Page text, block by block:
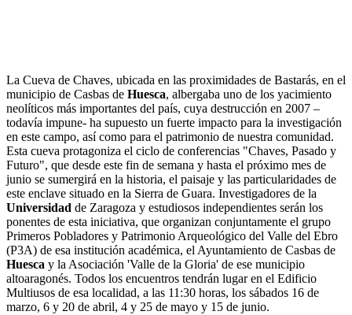
La Cueva de Chaves, ubicada en las proximidades de Bastarás, en el
municipio de Casbas de Huesca, albergaba uno de los yacimiento
neolíticos más importantes del país, cuya destrucción en 2007 –
todavía impune- ha supuesto un fuerte impacto para la investigación
en este campo, así como para el patrimonio de nuestra comunidad.
Esta cueva protagoniza el ciclo de conferencias "Chaves, Pasado y
Futuro", que desde este fin de semana y hasta el próximo mes de
junio se sumergirá en la historia, el paisaje y las particularidades de
este enclave situado en la Sierra de Guara. Investigadores de la
Universidad de Zaragoza y estudiosos independientes serán los
ponentes de esta iniciativa, que organizan conjuntamente el grupo
Primeros Pobladores y Patrimonio Arqueológico del Valle del Ebro
(P3A) de esa institución académica, el Ayuntamiento de Casbas de
Huesca y la Asociación 'Valle de la Gloria' de ese municipio
altoaragonés. Todos los encuentros tendrán lugar en el Edificio
Multiusos de esa localidad, a las 11:30 horas, los sábados 16 de
marzo, 6 y 20 de abril, 4 y 25 de mayo y 15 de junio.